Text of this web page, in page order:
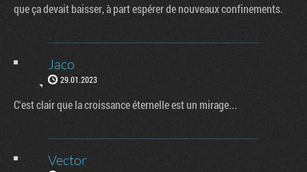
que ça devait baisser, à part espérer de nouveaux confinements.
Jaco
29.01.2023
C'est clair que la croissance éternelle est un mirage...
Vector